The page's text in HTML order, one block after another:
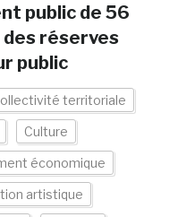
public de 56
réserves
public
territoriale
Culture
économique
artistique